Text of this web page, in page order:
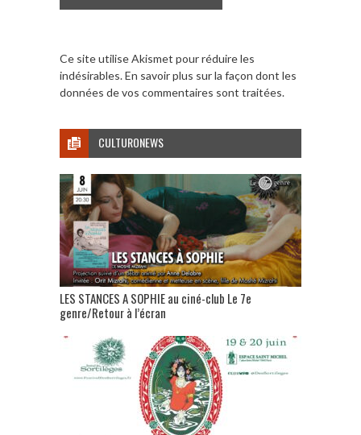
Ce site utilise Akismet pour réduire les
indésirables.En savoir plus sur la façon dont les
données de vos commentaires sont traitées.
CULTURONEWS
LES STANCES A SOPHIE au ciné-club Le 7e
genre/Retour à l’écran